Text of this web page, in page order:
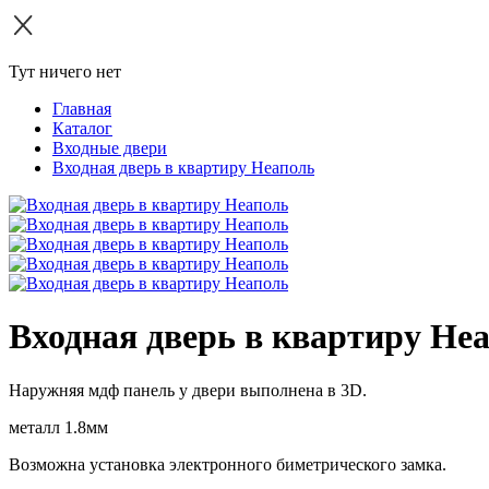
Тут ничего нет
Главная
Каталог
Входные двери
Входная дверь в квартиру Неаполь
Входная дверь в квартиру
Наружняя мдф панель у двери выполнена в 3D.
металл 1.8мм
Возможна установка электронного биметрического замка.